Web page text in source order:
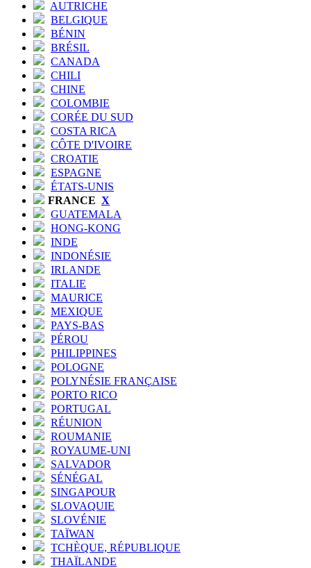
AUTRICHE
BELGIQUE
BÉNIN
BRÉSIL
CANADA
CHILI
CHINE
COLOMBIE
CORÉE DU SUD
COSTA RICA
CÔTE D'IVOIRE
CROATIE
ESPAGNE
ÉTATS-UNIS
FRANCE X
GUATEMALA
HONG-KONG
INDE
INDONÉSIE
IRLANDE
ITALIE
MAURICE
MEXIQUE
PAYS-BAS
PÉROU
PHILIPPINES
POLOGNE
POLYNÉSIE FRANÇAISE
PORTO RICO
PORTUGAL
RÉUNION
ROUMANIE
ROYAUME-UNI
SALVADOR
SÉNÉGAL
SINGAPOUR
SLOVAQUIE
SLOVÉNIE
TAÏWAN
TCHÈQUE, RÉPUBLIQUE
THAÏLANDE